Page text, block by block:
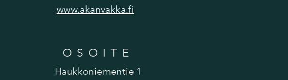
www.akanvakka.fi
OSOITE
Haukkoniementie 1